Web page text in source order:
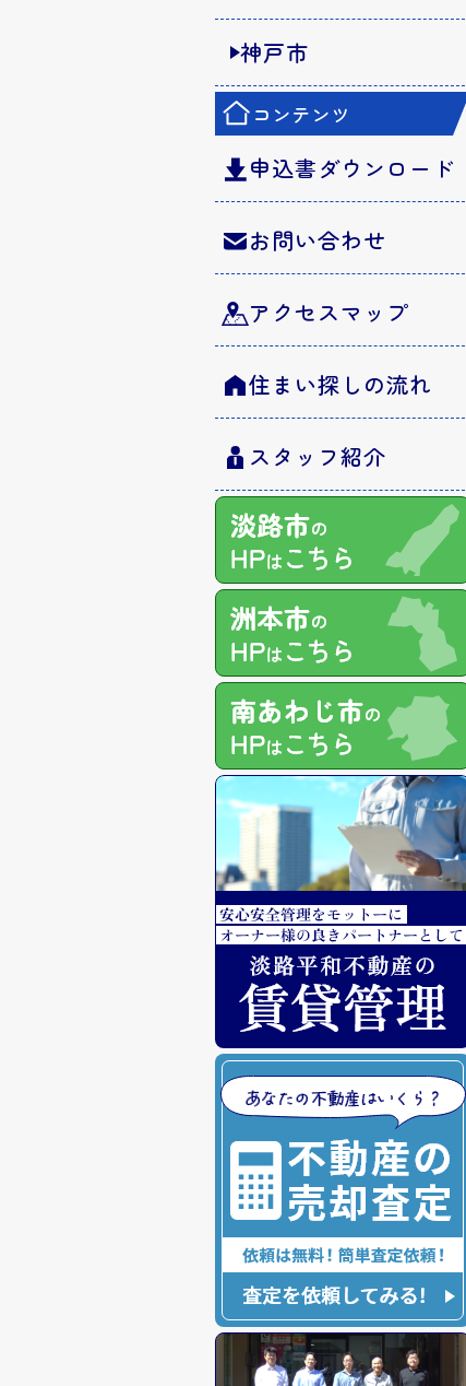
神戸市
コンテンツ
申込書ダウンロード
お問い合わせ
アクセスマップ
住まい探しの流れ
スタッフ紹介